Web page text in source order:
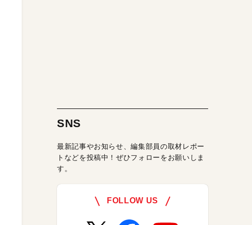
SNS
最新記事やお知らせ、編集部員の取材レポー
トなどを投稿中！ぜひフォローをお願いしま
す。
FOLLOW US